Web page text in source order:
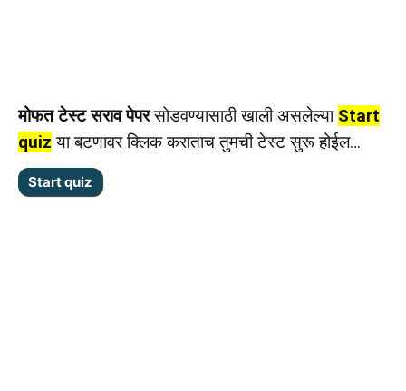
मोफत टेस्ट सराव पेपरसोडवण्यासाठी खाली असलेल्या Start
quiz या बटणावर क्लिक कराताच तुमची टेस्ट सुरू होईल…